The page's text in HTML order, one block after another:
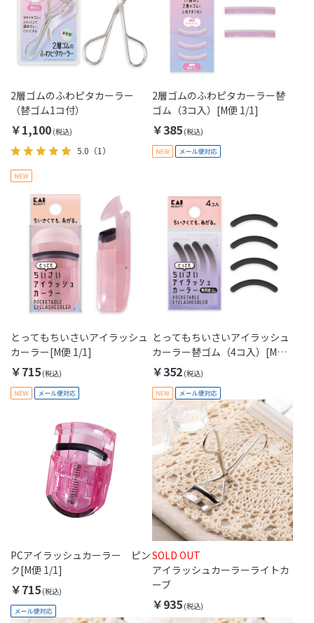
2層ゴムのふわピタカーラー
（替ゴム1コ付）
￥1,100
5.0 （1）
2層ゴムのふわピタカーラー替
ゴム（3コ入）[M便 1/1]
￥385
とってもちいさいアイラッシュ
カーラー[M便 1/1]
￥715
とってもちいさいアイラッシュ
カーラー替ゴム（4コ入）[M便
1/1]
￥352
PCアイラッシュカーラー ピン
ク[M便 1/1]
￥715
SOLD OUT
アイラッシュカーラーライトカ
ーブ
￥935